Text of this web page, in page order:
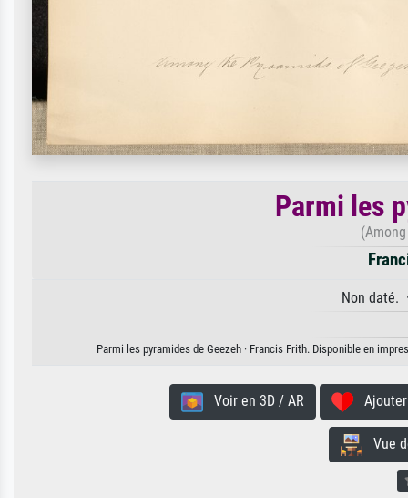
Parmi les
Non daté.
Parmi les pyramides de Geezeh · Francis Frith. Disponible en
Voir en 3D / AR
Vue